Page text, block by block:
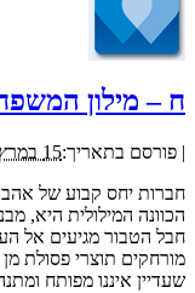
ח – מילון
| פורסם בתאריך:15 במרץ 2007
חברות יחס קבוע של
הכוונה המילולית היא,
חבל הטבור מגיעים אל
מורחקים תוצרי פסולת
שעדיין איננו מפותח